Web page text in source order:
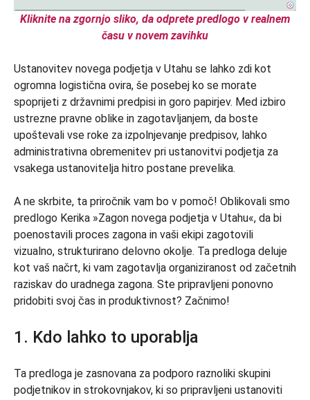
Kliknite na zgornjo sliko, da odprete predlogo v realnem
času v novem zavihku
Ustanovitev novega podjetja v Utahu se lahko zdi kot
ogromna logistična ovira, še posebej ko se morate
spoprijeti z državnimi predpisi in goro papirjev. Med izbiro
ustrezne pravne oblike in zagotavljanjem, da boste
upoštevali vse roke za izpolnjevanje predpisov, lahko
administrativna obremenitev pri ustanovitvi podjetja za
vsakega ustanovitelja hitro postane prevelika.
A ne skrbite, ta priročnik vam bo v pomoč! Oblikovali smo
predlogo Kerika »Zagon novega podjetja v Utahu«, da bi
poenostavili proces zagona in vaši ekipi zagotovili
vizualno, strukturirano delovno okolje. Ta predloga deluje
kot vaš načrt, ki vam zagotavlja organiziranost od začetnih
raziskav do uradnega zagona. Ste pripravljeni ponovno
pridobiti svoj čas in produktivnost? Začnimo!
1. Kdo lahko to uporablja
Ta predloga je zasnovana za podporo raznoliki skupini
podjetnikov in strokovnjakov, ki so pripravljeni ustanoviti